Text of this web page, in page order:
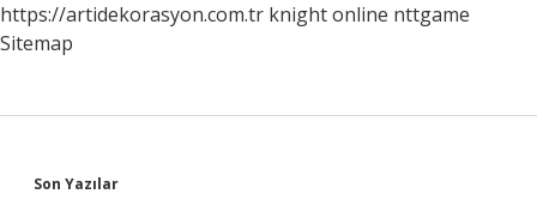
https://artidekorasyon.com.tr knight online nttgame
Sitemap
Sidebar
Son Yazılar